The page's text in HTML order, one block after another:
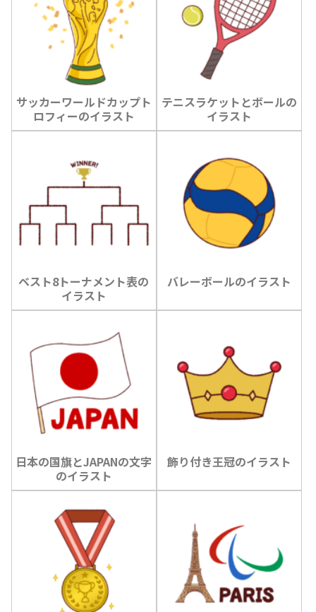
サッカーワールドカップト
ロフィーのイラスト
テニスラケットとボールの
イラスト
ベスト8トーナメント表の
イラスト
バレーボールのイラスト
日本の国旗とJAPANの文字
のイラスト
飾り付き王冠のイラスト